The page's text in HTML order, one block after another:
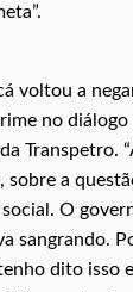
voltou a
no diálogo
Transpetro.
sobre a
O
sangrando.
dito isso